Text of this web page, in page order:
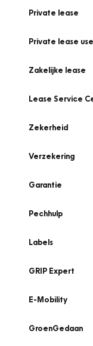
Private lease
Private lease
Zakelijke lease
Lease Service
Zekerheid
Verzekering
Garantie
Pechhulp
Labels
GRIP Expert
E-Mobility
GroenGedaan